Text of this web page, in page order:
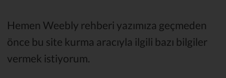
Hemen Weebly rehberi yazımıza geçmeden
önce bu site kurma aracıyla ilgili bazı bilgiler
vermek istiyorum.